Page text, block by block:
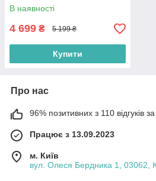
В наявності
4 699 ₴ 5 199 ₴
Купити
Про нас
96% позитивних з 110 відгуків за
Працює з 13.09.2023
м. Київ
вул. Олеся Бердника 1, 03062,